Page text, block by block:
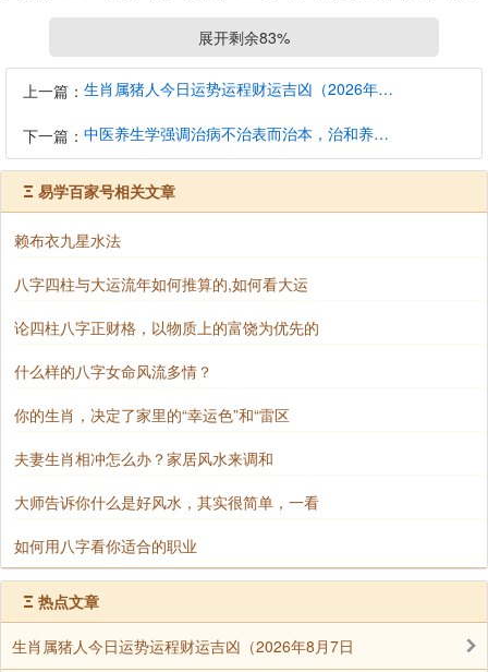
运起伏，什么时候会破产，什么时候赚到钱，首先要有
财的欲望，如果你没有对财的欲望，命运当中就不会产
生对财的影响，直接就没有影响了，根本就不追求钱，
命中又何来财运的好坏？”
“如果是对“情”有欲望，就会产生感情的好坏，命盘
中婚姻感情好，那就很平顺，可能女的会嫁的好，男的
会娶得好，婚姻幸福家庭美满，但是如果没有了情的这
根本就不存在好坏？”
不会产生孩子的好坏，就没有命运对孩子的影响，子女
的健康，子女的吉凶，子女的性别，子女的个数，子女
凶，子女孝顺，何来牵肠挂肚？”
“一切都是欲望使然啊！”
我翘起大姆指“师兄高见”。
主持也双手合十喃喃说道:“其实，只要是人，都会
展开剩余83%
上一篇： 生肖属猪人今日运势运程财运吉凶（2026年8月7日）详解查询
下一篇： 中医养生学强调治病不治表而治本，治和养兼顾是有必要的
Ξ 易学百家号相关文章
赖布衣九星水法
八字四柱与大运流年如何推算的,如何看大运
论四柱八字正财格，以物质上的富饶为优先的
什么样的八字女命风流多情？
你的生肖，决定了家里的“幸运色”和“雷区
夫妻生肖相冲怎么办？家居风水来调和
大师告诉你什么是好风水，其实很简单，一看
如何用八字看你适合的职业
Ξ 热点文章
生肖属猪人今日运势运程财运吉凶（2026年8月7日